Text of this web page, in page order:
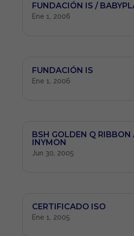
FUNDACIÓN IS /
Ene 1, 2006
FUNDACIÓN IS
Ene 1, 2006
BSH GOLDEN Q RIBBON
INYMON
Jun 30, 2005
CERTIFICADO ISO
Ene 1, 2005